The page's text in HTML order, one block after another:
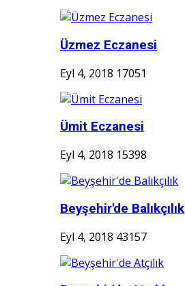
Üzmez Eczanesi
Eyl 4, 2018 17051
Ümit Eczanesi
Eyl 4, 2018 15398
Beyşehir'de Balıkçılık
Eyl 4, 2018 43157